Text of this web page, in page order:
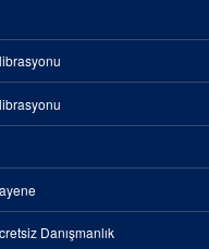
Danışmanlık